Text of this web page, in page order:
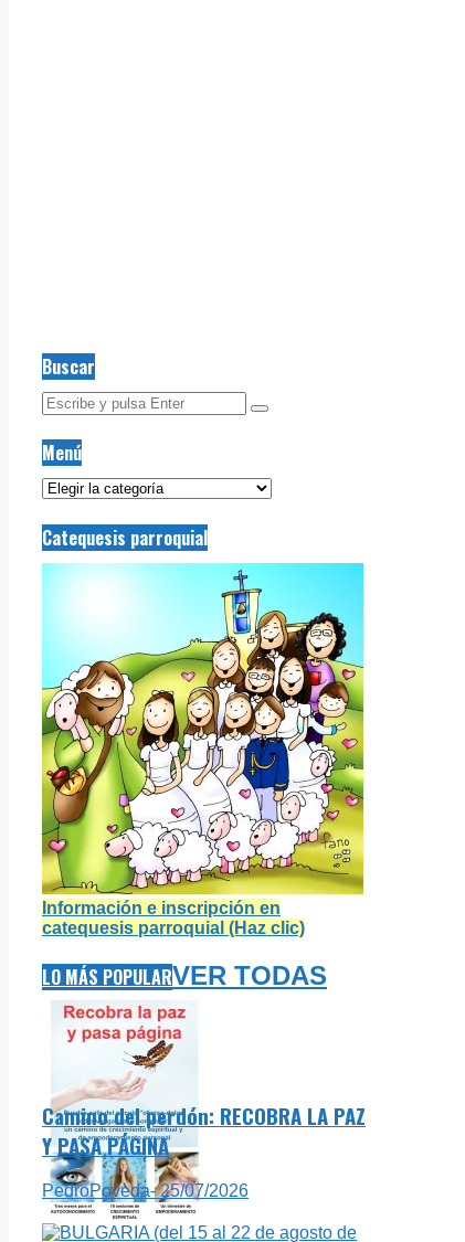
Buscar
Menú
Menú
Catequesis parroquial
Información e inscripción en
catequesis parroquial (Haz clic)
LO MÁS POPULARVER TODAS
Camino del perdón: RECOBRA LA PAZ
Y PASA PÁGINA
PedroPoveda- 25/07/2026